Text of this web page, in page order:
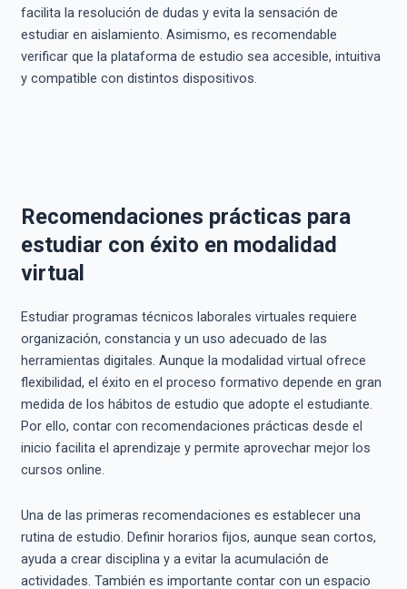
facilita la resolución de dudas y evita la sensación de
estudiar en aislamiento. Asimismo, es recomendable
verificar que la plataforma de estudio sea accesible, intuitiva
y compatible con distintos dispositivos.
Recomendaciones prácticas para
estudiar con éxito en modalidad
virtual
Estudiar programas técnicos laborales virtuales requiere
organización, constancia y un uso adecuado de las
herramientas digitales. Aunque la modalidad virtual ofrece
flexibilidad, el éxito en el proceso formativo depende en gran
medida de los hábitos de estudio que adopte el estudiante.
Por ello, contar con recomendaciones prácticas desde el
inicio facilita el aprendizaje y permite aprovechar mejor los
cursos online.
Una de las primeras recomendaciones es establecer una
rutina de estudio. Definir horarios fijos, aunque sean cortos,
ayuda a crear disciplina y a evitar la acumulación de
actividades. También es importante contar con un espacio